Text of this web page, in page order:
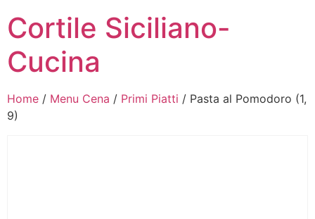
Cortile Siciliano-
Cucina
Home / Menu Cena / Primi Piatti / Pasta al Pomodoro (1,
9)